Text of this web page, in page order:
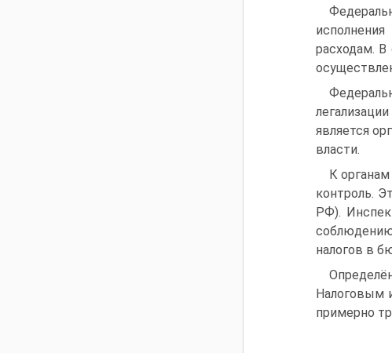
расходам.
является
власти.
К
контроль.
РФ).
налогов в
Налоговым
примерно